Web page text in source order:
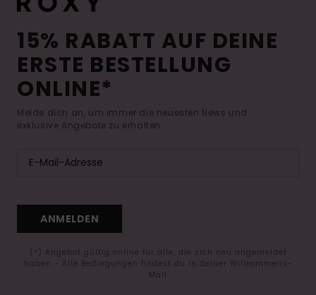
15% RABATT AUF DEINE
ERSTE BESTELLUNG
ONLINE*
Melde dich an, um immer die neuesten News und
exklusive Angebote zu erhalten.
ANMELDEN
(*) Angebot gültig online für alle, die sich neu angemeldet
haben - Alle Bedingungen findest du in deiner Willkommens-
Mail